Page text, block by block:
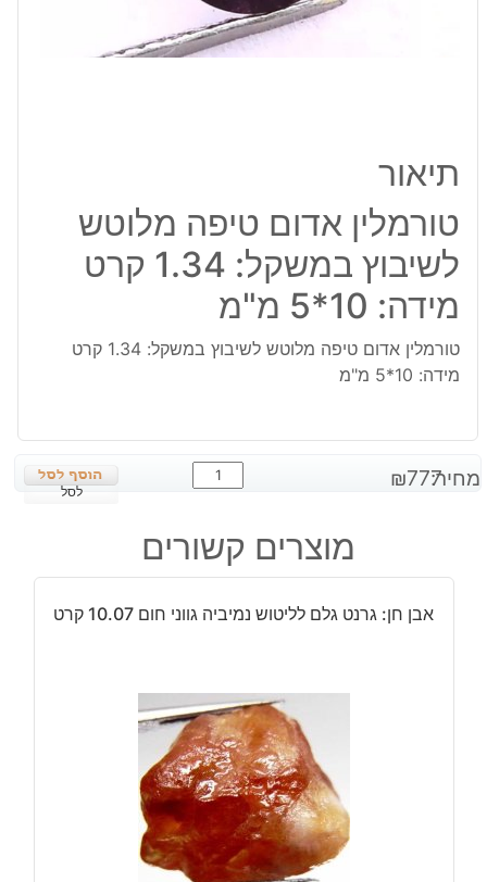
תיאור
טורמלין אדום טיפה מלוטש
לשיבוץ במשקל: 1.34 קרט
מידה: 10*5 מ"מ
טורמלין אדום טיפה מלוטש לשיבוץ במשקל: 1.34 קרט
מידה: 10*5 מ"מ
מחיר: ₪777
כמות
של
אדום
טיפה
לשיבוץ
קרט
מידה:
10*5
מ"מ
לסל
מוצרים קשורים
אבן חן: גרנט גלם לליטוש נמיביה גווני חום 10.07 קרט